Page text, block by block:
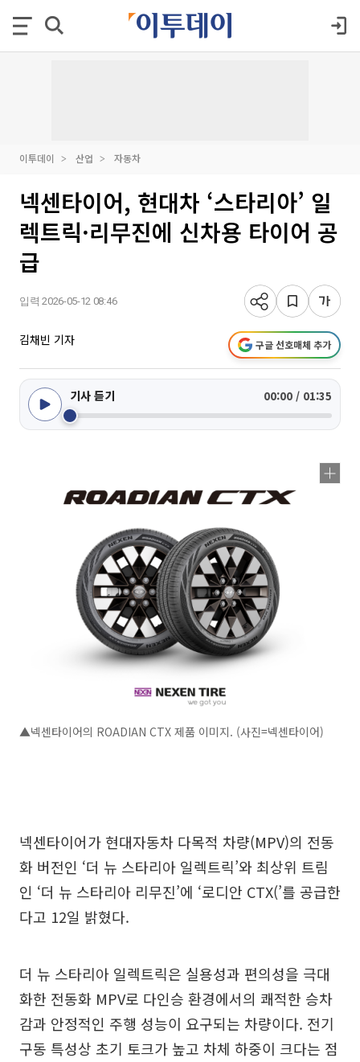
이투데이 산업 자동차
넥센타이어, 현대차 ‘스타리아’ 일
렉트릭·리무진에 신차용 타이어 공
급
입력 2026-05-12 08:46
김채빈 기자 구글 선호매체 추가
기사 듣기 00:00 / 01:35
▲넥센타이어의 ROADIAN CTX 제품 이미지. (사진=넥센타이어)
넥센타이어가 현대자동차 다목적 차량(MPV)의 전동
화 버전인 ‘더 뉴 스타리아 일렉트릭’와 최상위 트림
인 ‘더 뉴 스타리아 리무진’에 ‘로디안 CTX(’를 공급한
다고 12일 밝혔다.
더 뉴 스타리아 일렉트릭은 실용성과 편의성을 극대
화한 전동화 MPV로 다인승 환경에서의 쾌적한 승차
감과 안정적인 주행 성능이 요구되는 차량이다. 전기
구동 특성상 초기 토크가 높고 차체 하중이 크다는 점